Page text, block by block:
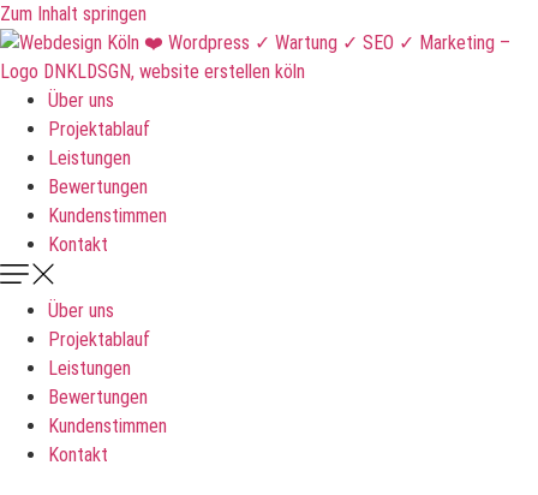
Zum Inhalt springen
Über uns
Projektablauf
Leistungen
Bewertungen
Kundenstimmen
Kontakt
Über uns
Projektablauf
Leistungen
Bewertungen
Kundenstimmen
Kontakt